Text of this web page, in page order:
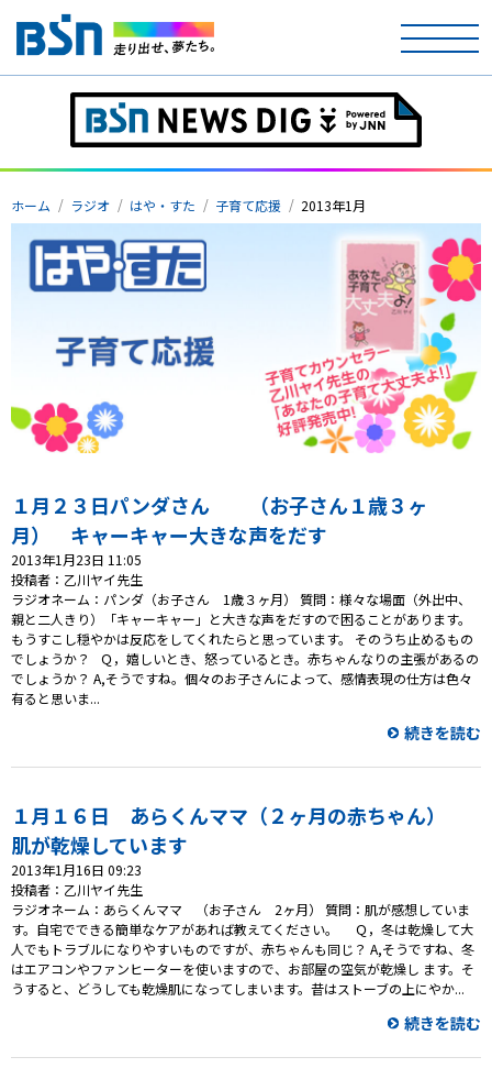
ホーム
テレビ
ラジオ
アナウンサー
イベント
天気
プレゼント
コンテンツ・アプリ
キッズ ケンジュ
愛の募金
Well-being 防災・減災
ショッピング
お問い合わせ
ホーム ラジオ はや・すた 子育て応援 2013年1月
１月２３日パンダさん （お子さん１歳３ヶ
月） キャーキャー大きな声をだす
2013年1月23日 11:05
投稿者：乙川ヤイ先生
ラジオネーム：パンダ（お子さん 1歳３ヶ月） 質問：様々な場面（外出中、
親と二人きり）「キャーキャー」と大きな声をだすので困ることがあります。
もうすこし穏やかは反応をしてくれたらと思っています。 そのうち止めるもの
でしょうか？ Ｑ，嬉しいとき、怒っているとき。赤ちゃんなりの主張があるの
でしょうか？ A,そうですね。個々のお子さんによって、感情表現の仕方は色々
有ると思いま...
続きを読む
１月１６日 あらくんママ（２ヶ月の赤ちゃん）
肌が乾燥しています
2013年1月16日 09:23
投稿者：乙川ヤイ先生
ラジオネーム：あらくんママ （お子さん 2ヶ月） 質問：肌が感想していま
す。自宅でできる簡単なケアがあれば教えてください。 Ｑ，冬は乾燥して大
人でもトラブルになりやすいものですが、赤ちゃんも同じ？ A,そうですね、冬
はエアコンやファンヒーターを使いますので、お部屋の空気が乾燥し ます。そ
うすると、どうしても乾燥肌になってしまいます。昔はストーブの上にやか...
続きを読む